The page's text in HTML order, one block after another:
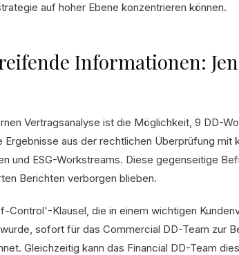
auf hoher Ebene konzentrieren können.
Informationen:
Vertragsanalyse ist die Möglichkeit, 9 DD-
aus der rechtlichen Überprüfung mit
und ESG-Workstreams. Diese gegenseitige
Berichten verborgen blieben.
Control'-Klausel, die in einem wichtigen
sofort für das Commercial DD-Team zur
Gleichzeitig kann das Financial DD-Team